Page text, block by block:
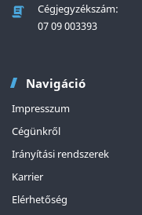
Cégjegyzékszám:
07 09 003393
Navigáció
Impresszum
Cégünkről
Irányítási rendszerek
Karrier
Elérhetőség